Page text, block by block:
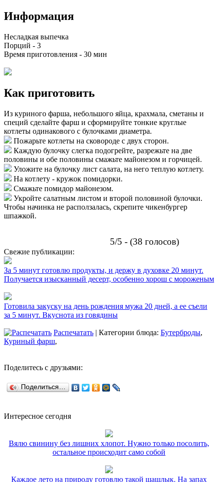
Информация
Несладкая выпечка
Порций - 3
Время приготовления - 30 мин
Как приготовить
Из куриного фарша, небольшого яйца, крахмала, сметаны и
специй сделайте фарш и сформируйте тонкие круглые
котлеты одинакового с булочками диаметра.
Пожарьте котлеты на сковороде с двух сторон.
Каждую булочку слегка подогрейте, разрежьте на две
половины и обе половины смажьте майонезом и горчицей.
Уложите на булочку лист салата, на него теплую котлету.
На котлету - кружок помидорки.
Смажьте помидор майонезом.
Укройте салатным листом и второй половиной булочки.
Чтобы начинка не расползалась, скрепите чикенбургер
шпажкой.
5/5 - (38 голосов)
Свежие публикации:
За 5 минут готовлю продукты, и держу в духовке 20 минут.
Получается изысканный десерт, особенно хорош с мороженым
Готовила закуску на день рождения мужа 20 дней, а ее съели
за 5 минут. Вкуснота из говядины
Распечатать | Категории блюда: Бутерброды,
Куриный фарш,
Поделитесь с друзьями:
Поделиться…
Интересное сегодня
Вялю свинину без лишних хлопот. Нужно только посолить,
остальное происходит само собой
Каждое лето на природу готовлю такой шашлык. На запах